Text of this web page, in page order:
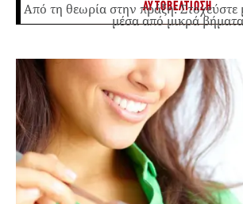
ΑΥΤΟΒΕΛΤΙΩΣΗ
Από τη θεωρία στην πράξη:
μέσα από μικρά βήματα